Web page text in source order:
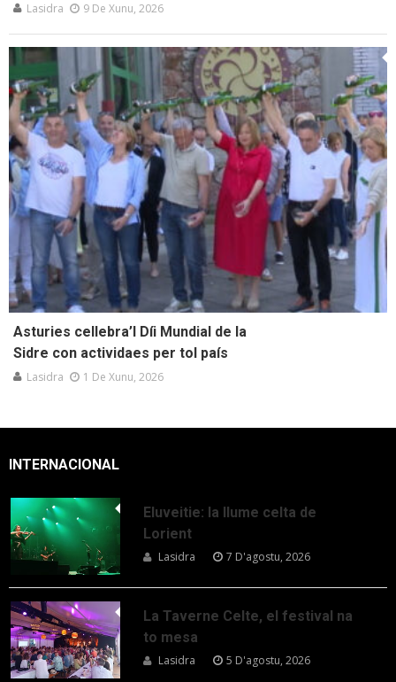
Lasidra 9 De Xunu, 2026
Asturies cellebra’l Díi Mundial de la
Sidre con actividaes per tol país
Lasidra 1 De Xunu, 2026
INTERNACIONAL
Eluveitie: la llume celta de
Lorient
Lasidra 7 D'agostu, 2026
La Taverne Celte, el festival na
to mesa
Lasidra 5 D'agostu, 2026